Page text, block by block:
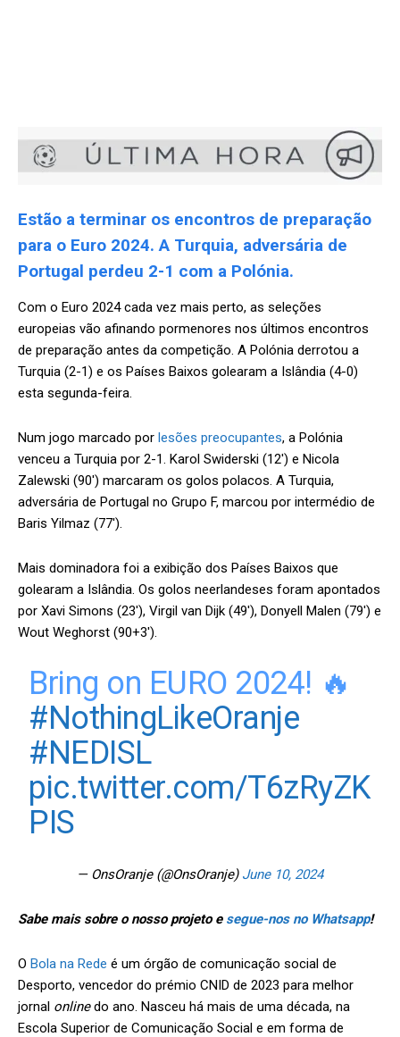
Estão a terminar os encontros de preparação
para o Euro 2024. A Turquia, adversária de
Portugal perdeu 2-1 com a Polónia.
Com o Euro 2024 cada vez mais perto, as seleções
europeias vão afinando pormenores nos últimos encontros
de preparação antes da competição. A Polónia derrotou a
Turquia (2-1) e os Países Baixos golearam a Islândia (4-0)
esta segunda-feira.
Num jogo marcado por lesões preocupantes, a Polónia
venceu a Turquia por 2-1. Karol Swiderski (12′) e Nicola
Zalewski (90′) marcaram os golos polacos. A Turquia,
adversária de Portugal no Grupo F, marcou por intermédio de
Baris Yilmaz (77′).
Mais dominadora foi a exibição dos Países Baixos que
golearam a Islândia. Os golos neerlandeses foram apontados
por Xavi Simons (23′), Virgil van Dijk (49′), Donyell Malen (79′) e
Wout Weghorst (90+3′).
Bring on EURO 2024! 🔥
#NothingLikeOranje
#NEDISL
pic.twitter.com/T6zRyZK
PIS
— OnsOranje (@OnsOranje) June 10, 2024
Sabe mais sobre o nosso projeto e segue-nos no Whatsapp!
O Bola na Rede é um órgão de comunicação social de
Desporto, vencedor do prémio CNID de 2023 para melhor
jornal onlinedo ano. Nasceu há mais de uma década, na
Escola Superior de Comunicação Social e em forma de